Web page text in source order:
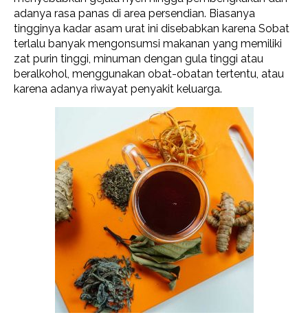
adanya rasa panas di area persendian. Biasanya
tingginya kadar asam urat ini disebabkan karena Sobat
terlalu banyak mengonsumsi makanan yang memiliki
zat purin tinggi, minuman dengan gula tinggi atau
beralkohol, menggunakan obat-obatan tertentu, atau
karena adanya riwayat penyakit keluarga.